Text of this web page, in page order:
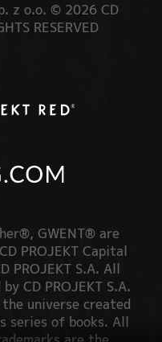
z o.o. © 2026 CD
RESERVED
GWENT® are
PROJEKT Capital
PROJEKT S.A. All
CD PROJEKT S.A.
universe created
series of books. All